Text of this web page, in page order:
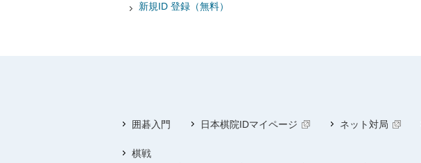
新規ID 登録（無料）
囲碁入門 日本棋院IDマイページ ネット対局
棋戦